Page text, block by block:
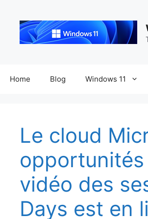
contenu
Home Blog Windows 11
Le cloud
opportunités
vidéo des
Days est en